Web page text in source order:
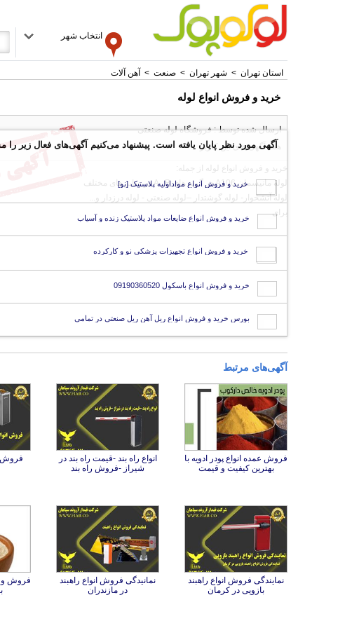
انتخاب شهر
استان تهران > شهر تهران > صنعت > آهن آلات
خرید و فروش انواع لوله
ارسال شده توسط : فروشگاه لوله صنعتی
همه آگهی های این کاربر
خرید و فروش انواع لوله از جمله:
لوله مانیسمان A106 در گرید های A , B در سایز های مختلف
لوله آتشخوار- لوله گوشتدار –لوله صنعتی - لوله درزدار و...
برای
آگهی مورد نظر پایان یافته است. پیشنهاد می‌کنیم آگهی‌های فعال زیر را
خرید و فروش انواع مواداولیه پلاستیک [نو]
خرید و فروش انواع ضایعات مواد پلاستیک زنده و آسیاب
خرید و فروش انواع تجهیزات پزشکی نو و کارکرده
خرید و فروش انواع باسکول 09190360520
بورس خرید و فروش انواع ریل آهن ریل صنعتی در تمامی
آگهی‌های مرتبط
فروش عمده انواع پودر ادویه با
بهترین کیفیت و قیمت
انواع راه بند -قیمت راه بند در
شیراز -فروش راه بند
فروش
نمایندگی فروش انواع راهبند
بازویی در کرمان
نمانیدگی فروش انواع راهبند
در مازندران
فروش و